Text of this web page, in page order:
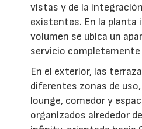
vistas y de la
existentes. En la planta
volumen se ubica un
servicio completamente
En el exterior, las
diferentes zonas de
lounge, comedor y
organizados alrededor